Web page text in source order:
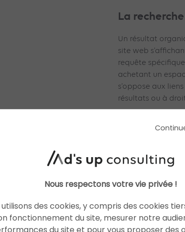
La
Un résultat
site web
requête
achetant un
s’oppose aux
résultats ou à
Sur la SERP ci-
aux liens bleus
Les People
Nous respectons votre vie privée !
utilisons des cookies, y compris des cookies
fonctionnement du site, mesurer notre